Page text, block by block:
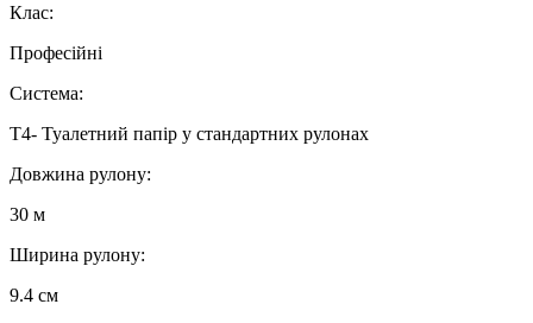
Клас:
Професійні
Система:
Т4- Туалетний папір у стандартних рулонах
Довжина рулону:
30 м
Ширина рулону:
9.4 см